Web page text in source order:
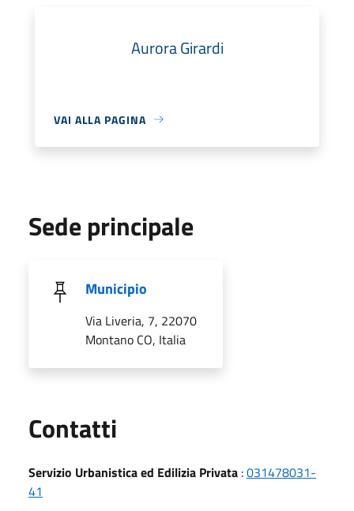
Aurora Girardi
VAI ALLA PAGINA
Sede principale
Municipio
Via Liveria, 7, 22070
Montano CO, Italia
Contatti
Servizio Urbanistica ed Edilizia Privata :031478031-
41